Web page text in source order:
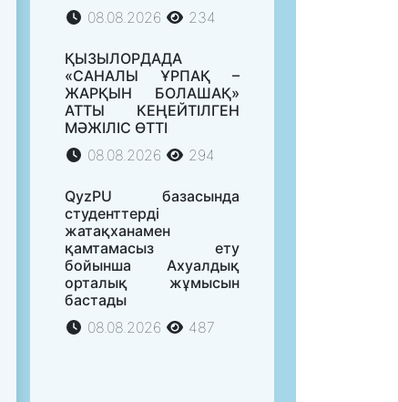
08.08.2026
234
ҚЫЗЫЛОРДАДА
«САНАЛЫ ҰРПАҚ –
ЖАРҚЫН БОЛАШАҚ»
АТТЫ КЕҢЕЙТІЛГЕН
МӘЖІЛІС ӨТТІ
08.08.2026
294
QyzPU базасында
студенттерді
жатақханамен
қамтамасыз ету
бойынша Ахуалдық
орталық жұмысын
бастады
08.08.2026
487